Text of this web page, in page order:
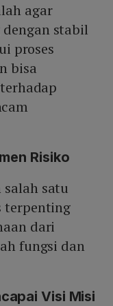
agar
stabil
proses
bisa
Risiko
satu
terpenting
dari
fungsi dan
Visi Misi